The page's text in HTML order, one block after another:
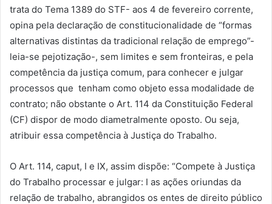
trata do Tema 1389 do STF- aos 4 de fevereiro corrente,
opina pela declaração de constitucionalidade de “formas
alternativas distintas da tradicional relação de emprego”-
leia-se pejotização-, sem limites e sem fronteiras, e pela
competência da justiça comum, para conhecer e julgar
processos que tenham como objeto essa modalidade de
contrato; não obstante o Art. 114 da Constituição Federal
(CF) dispor de modo diametralmente oposto. Ou seja,
atribuir essa competência à Justiça do Trabalho.
O Art. 114, caput, I e IX, assim dispõe: “Compete à Justiça
do Trabalho processar e julgar: I as ações oriundas da
relação de trabalho, abrangidos os entes de direito público